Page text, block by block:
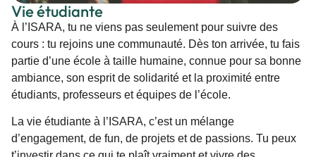
Vie étudiante
À l’ISARA, tu ne viens pas seulement pour suivre des
cours : tu rejoins une communauté. Dès ton arrivée, tu fais
partie d’une école à taille humaine, connue pour sa bonne
ambiance, son esprit de solidarité et la proximité entre
étudiants, professeurs et équipes de l’école.
La vie étudiante à l’ISARA, c’est un mélange
d’engagement, de fun, de projets et de passions. Tu peux